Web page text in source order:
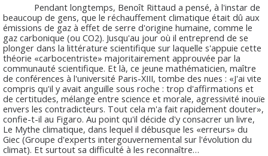
Pendant longtemps, Benoît Rittaud a pensé, à l'instar de
beaucoup de gens, que le réchauffement climatique était dû aux
émissions de gaz à effet de serre d'origine humaine, comme le
gaz carbonique (ou CO2). Jusqu'au jour où il entreprend de se
plonger dans la littérature scientifique sur laquelle s'appuie cette
théorie «carbocentriste» majoritairement approuvée par la
communauté scientifique. Et là, ce jeune mathématicien, maître
de conférences à l'université Paris-XIII, tombe des nues : «J'ai vite
compris qu'il y avait anguille sous roche : trop d'affirmations et
de certitudes, mélange entre science et morale, agressivité inouïe
envers les contradicteurs. Tout cela m'a fait rapidement douter»,
confie-t-il au Figaro. Au point qu'il décide d'y consacrer un livre,
Le Mythe climatique, dans lequel il débusque les «erreurs» du
Giec (Groupe d'experts intergouvernemental sur l'évolution du
climat). Et surtout sa difficulté à les reconnaître…